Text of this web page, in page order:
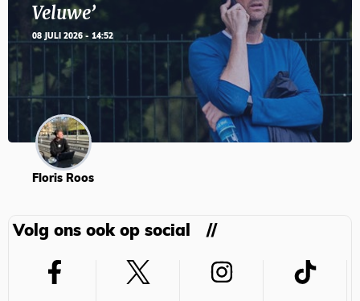
Veluwe’
08 JULI 2026 - 14:52
Floris Roos
Volg ons ook op social